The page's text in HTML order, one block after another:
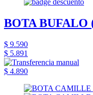
BOTA BUFALO
$ 9.590
$ 5.891
$ 4.890